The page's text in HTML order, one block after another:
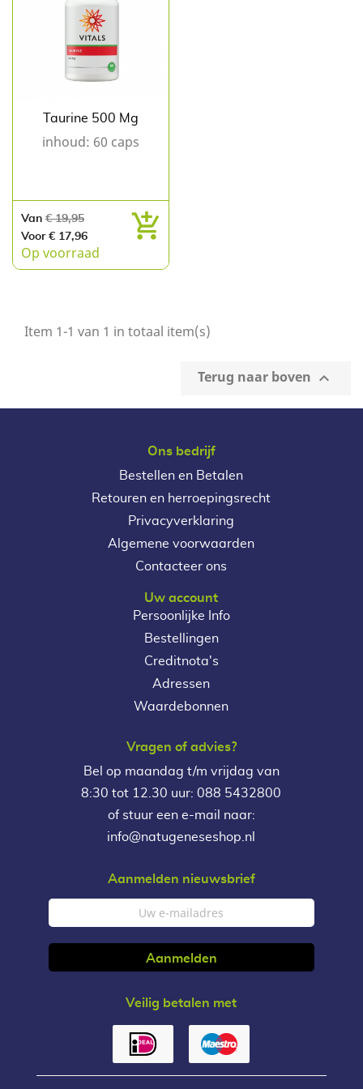
Taurine 500 Mg
inhoud: 60 caps
Normale
prijs
Van € 19,95Prijs
Voor € 17,96
Op voorraad
Item 1-1 van 1 in totaal item(s)
Terug naar boven 
Ons bedrijf
Bestellen en Betalen
Retouren en herroepingsrecht
Privacyverklaring
Algemene voorwaarden
Contacteer ons
Uw account
Persoonlijke Info
Bestellingen
Creditnota's
Adressen
Waardebonnen
Vragen of advies?
Bel op maandag t/m vrijdag van
8:30 tot 12.30 uur: 088 5432800
of stuur een e-mail naar:
info@natugeneseshop.nl
Aanmelden nieuwsbrief
Veilig betalen met